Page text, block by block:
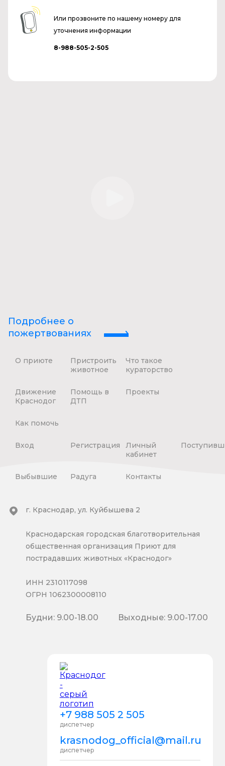
Или прозвоните по нашему номеру для
уточнения информации
8-988-505-2-505
Подробнее о
пожертвованиях
О приюте
Пристроить
животное
Что такое
кураторство
Движение
Краснодог
Помощь в
ДТП
Проекты
Как помочь
Вход Регистрация
Личный
кабинет
Выбывшие Радуга Контакты
+7 988 505 2 505
диспетчер
krasnodog_official@mail.ru
диспетчер
г. Краснодар, ул. Куйбышева 2
Краснодарская городская благотворительная
общественная организация Приют для
пострадавших животных «Краснодог»
ИНН 2310117098
ОГРН 1062300008110
Будни: 9.00-18.00 Выходные: 9.00-17.00